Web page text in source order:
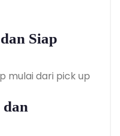
Siap
mulai dari pick up